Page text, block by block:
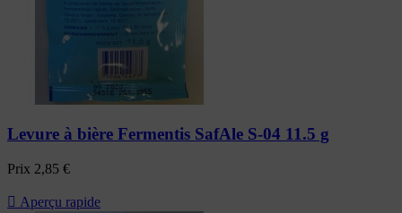
Levure à bière Fermentis SafAle S-04 11.5 g
Prix 2,85 €
 Aperçu rapide